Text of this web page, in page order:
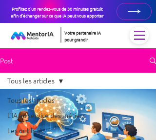
Profitez d'un rendez-vous de 30 minutes gratuit
afin d'échanger sur ce que IA peut vous apporter
Votre partenaire IA
pour grandir
Post
Tous les articles
L’IA au service des métiers
Les outils IA
Tous les articles